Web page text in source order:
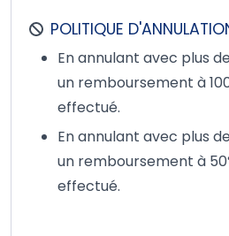
POLITIQUE
En annulant avec plus
un remboursement à
effectué.
En annulant avec plus
un remboursement à
effectué.